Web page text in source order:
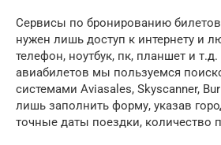
Сервисы по бронированию
нужен лишь доступ к интернету и
телефон, ноутбук, пк, планшет и
авиабилетов мы пользуемся
системами Aviasales, Skyscanner,
лишь заполнить форму, указав
точные даты поездки, количество